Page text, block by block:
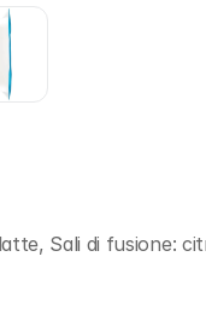
Sali di fusione: